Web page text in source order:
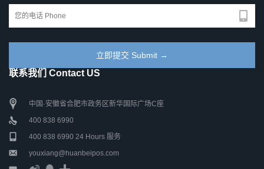
联系我们 Contact US
中国·安徽省合肥市政务区新华国际广场C座
400 838 6990
400 838 6990 24 Hours 服务
youxiang@huanbeipos.com